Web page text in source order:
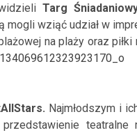
Targ
mogli wziąć udział w
na plaży oraz
Najmłodszym i
przedstawienie